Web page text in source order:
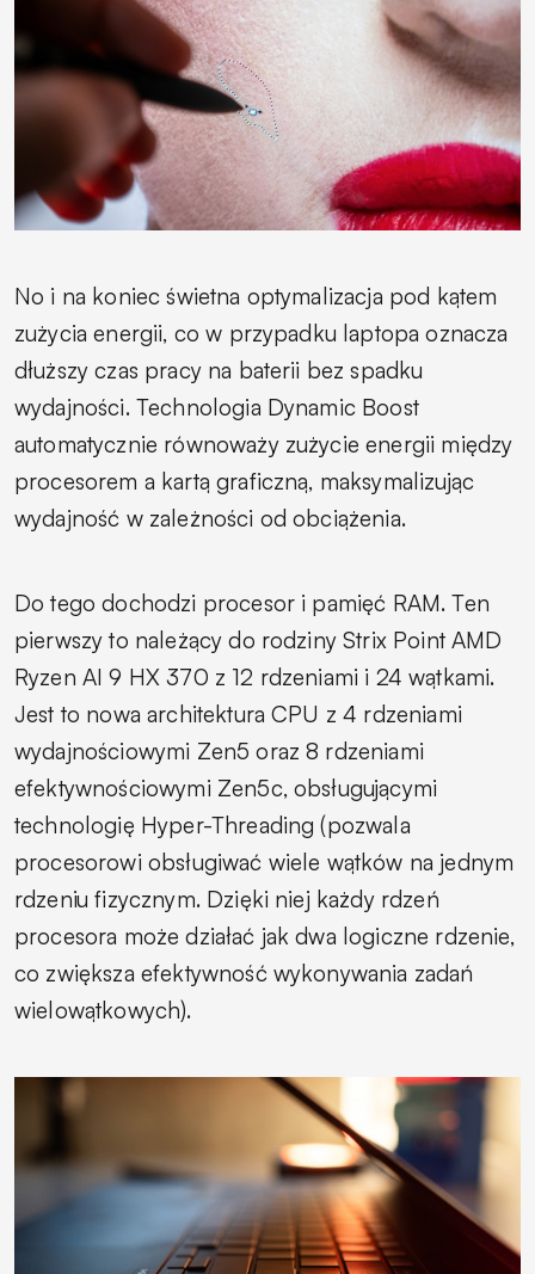
No i na koniec świetna optymalizacja pod kątem
zużycia energii, co w przypadku laptopa oznacza
dłuższy czas pracy na baterii bez spadku
wydajności. Technologia Dynamic Boost
automatycznie równoważy zużycie energii między
procesorem a kartą graficzną, maksymalizując
wydajność w zależności od obciążenia.
Do tego dochodzi procesor i pamięć RAM. Ten
pierwszy to należący do rodziny Strix Point AMD
Ryzen AI 9 HX 370 z 12 rdzeniami i 24 wątkami.
Jest to nowa architektura CPU z 4 rdzeniami
wydajnościowymi Zen5 oraz 8 rdzeniami
efektywnościowymi Zen5c, obsługującymi
technologię Hyper-Threading (pozwala
procesorowi obsługiwać wiele wątków na jednym
rdzeniu fizycznym. Dzięki niej każdy rdzeń
procesora może działać jak dwa logiczne rdzenie,
co zwiększa efektywność wykonywania zadań
wielowątkowych).